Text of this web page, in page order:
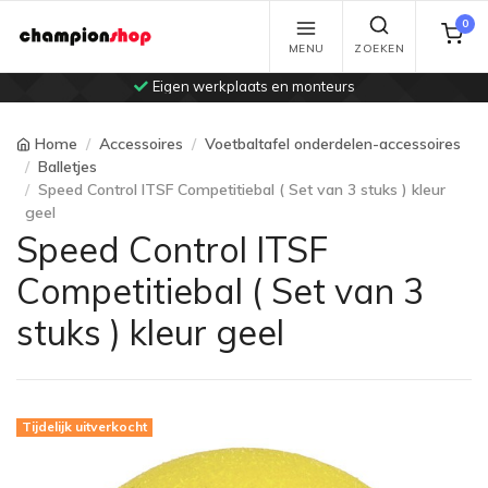
Eigen werkplaats en monteurs
MENU ZOEKEN
0
Home Accessoires
Voetbaltafel onderdelen-accessoires
Balletjes
Speed Control ITSF Competitiebal ( Set van 3 stuks ) kleur
geel
Speed Control ITSF
Competitiebal ( Set van 3
stuks ) kleur geel
Tijdelijk uitverkocht